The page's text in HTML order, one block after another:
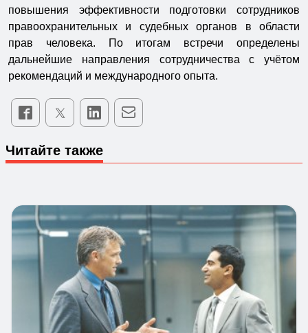
повышения эффективности подготовки сотрудников
правоохранительных и судебных органов в области
прав человека. По итогам встречи определены
дальнейшие направления сотрудничества с учётом
рекомендаций и международного опыта.
Читайте также